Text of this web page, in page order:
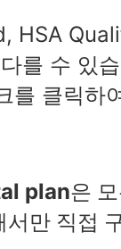
HSA
를 수 있
를 클릭하
plan은 모
만 직접